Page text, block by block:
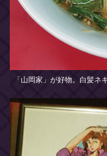
「山岡家」が好物。白髪